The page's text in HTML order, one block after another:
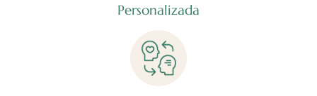
Personalizada